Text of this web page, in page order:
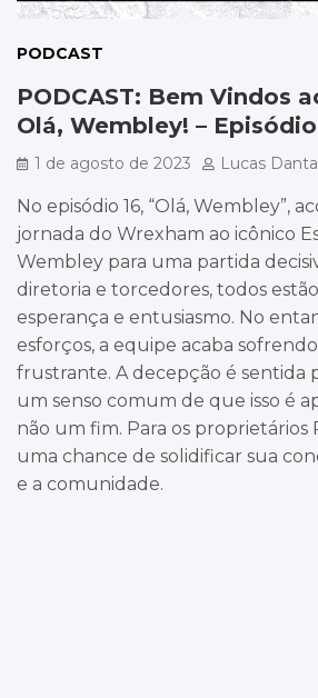
PODCAST
PODCAST: Bem Vindos
Olá, Wembley! – Episódio
1 de agosto de 2023 Lucas
No episódio 16, “Olá, Wembley”,
jornada do Wrexham ao icônico
Wembley para uma partida
diretoria e torcedores, todos
esperança e entusiasmo. No
esforços, a equipe acaba
frustrante. A decepção é sentida
um senso comum de que isso é
não um fim. Para os proprietários
uma chance de solidificar sua
e a comunidade.